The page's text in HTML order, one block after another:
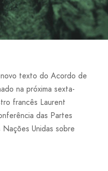
texto do Acordo de
na próxima sexta-
francês Laurent
das Partes
Unidas sobre